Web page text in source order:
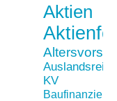
Aktien
Auslandsreise
KV